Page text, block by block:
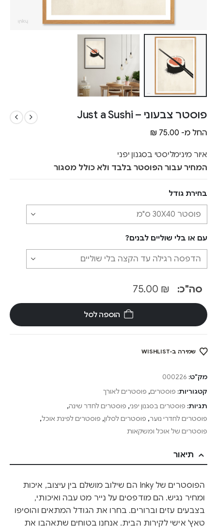
פוסטר צבעוני – Just a Sushi
החל מ- ₪ 75.00
איור מינימליסטי בסגנון יפני
המחיר עבור הפוסטר בלבד ולא כולל מסגור
בחירת גודל
עם או בלי שוליים לבנים?
סה"כ: ₪
הוספה לסל
שמירה ב-WISHLIST
מק"ט: 000226
קטגוריות: פוסטרים, פוסטרים לאורך
תגיות: פוסטרים בסגנון יפני, פוסטרים לחדר שינה,
פוסטרים לחדרי נוער, פוסטרים לסלון, פוסטרים לפינת אוכל,
פוסטרים של אוכל ומשקאות
תיאור
הפוסטרים של Inky הם שילוב מושלם בין עיצוב, איכות
ומחיר נגיש. הם מודפסים על נייר מט עבה ואיכותי,
בצבעים עזים וברורים. בחרו את הגודל המתאים והוסיפו
טאץ' אישי לקירות הבית. אנחנו בטוחים שתאהבו את